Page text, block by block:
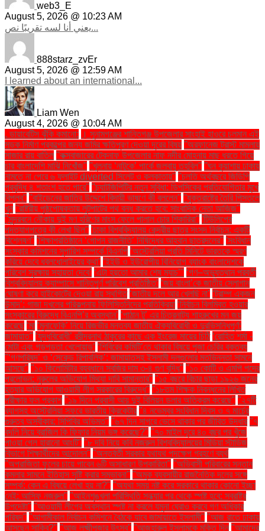
web3_E
August 5, 2026 @ 10:23 AM
يعني أنا لسه تقريبًا نص...
888starz_zvEr
August 5, 2026 @ 12:59 AM
I learned about an international...
Liam Wen
August 4, 2026 @ 10:04 AM
. ডায়াবেটিস ঝুঁকি কমানো:
। সুনামগঞ্জের শান্তিগঞ্জ উপজেলার সাংহাই হাওরে চলমান এই
সড়ক নির্মাণ প্রকল্পের জন্য জমির ক্ষতিপূরণ দেওয়া দূরের বিষয় ''অরফানেজ ট্রাস্ট মামলায়
সাজার রায় বাতিল ''কক্সবাজারের টেকনাফ উপজেলার নাফ নদীর মোহনায় মাছ ধরতে গিয়ে
চার বাংলাদেশি মাঝি নিখোঁজ'' ''খুলনায় ‘নাটুকে’ পার্কে জলবায়ু তহবিল'' ''ঘন কুয়াশায় ঢাকায়
নামতে না পেরে ৬ ফ্লাইট diverted সিলেট ও কলকাতায়'' ''চলতি অর্থবছরে জিডিপি
প্রবৃদ্ধি ৪ শতাংশ হতে পারে'' ''চ্যাটজিপিটির নতুন সুবিধা: ডিপসিকের প্রতিযোগিতার মুখে
বিপ্লব'' ''বাইডেনের জাতির উদ্দেশে বিদায়ী ভাষণে কী বললেন'' ''যুক্তরাষ্ট্রে তৈরি পিস্তলে
খুন ''রাষ্ট্রীয় পৃষ্ঠপোষকতায় লুটপাটের পথ বন্ধ করতে হবে: সাংবাদিক নেতা আজিজ"
''সুন্দরবনে নৌকায় দুই মণ হরিণের মাংস ফেলে পালাল চোর শিকারিরা'' 'টিউলিপের
পদত্যাগপত্রে কী লেখা ছিল'' 'ঢাকা বিশ্ববিদ্যালয় কেন্দ্রীয় ছাত্র সংসদ নির্বাচন: একটি
বিশ্লেষণ'' 'শিক্ষাপ্রতিষ্ঠানে ‘গোপন রাজনীতি’ নিষিদ্ধের আহ্বান ছাত্রদলের'' 'সংবিধান
সংস্কার কমিশনের সুপারিশ সম্পর্কে বিএনপি ‘অস্ট্রেলিয়া প্রতি মিনিটে ভারতকে স্মরণ
করিয়ে দেবে ধবলধোলাইয়ের কথা’ ‘ইইউ ও ইউরোপীয় বিনিয়োগ ব্যাংক বাংলাদেশকে
পরিবেশ সুরক্ষায় সহায়তা দেবে’ ‘এটা হয়তো আমার শেষ ম্যাচ’" ‘গণ–অভ্যুত্থান পরবর্তী
বিশ্ববিদ্যালয় ক্যাম্পাসে শান্তিপূর্ণ পরিবেশ প্রতিষ্ঠিত’ ‘জয় বাংলা’কে জাতীয় স্লোগান
ঘোষণা করে হাইকোর্টের দেওয়া রায় স্থগিত ‘জাতীয় দলে আর খেলছি না’ ‘ট্রাম্প একজন
উন্মাদ’: গাজা দখলের পরিকল্পনায় ফিলিস্তিনিদের প্রতিক্রিয়া ‘নির্বাচন বিলম্বিত হওয়ার
সংস্কারের বিরুদ্ধে বিএনপি’র অবস্থান’ ‘পাঠান টু’ এর চিত্রনাট্য শাহরুখের মন জয়
করেছে ‘মা ‘মুনাফেকি’ নিয়ে রিজভীর মন্তব্য জাতীয় ঐক্যবিরোধী ও দুরভিসন্ধিপূর্ণ:
জামায়াত" ‘যুদ্ধবিরোধী’ রবীন্দ্রনাথ ঠাকুরের কাছে এক ইংরেজ মায়ের চিঠি ‘রোহিত শর্মা -
মোটা এবং গড়পড়তা খেলোয়াড়’ ‘শিবিরের কমিটি’তে থাকার বিষয়ে পূজা চেরির বক্তব্য
"‘গণপরিষদ’ ও ‘সেকেন্ড রিপাবলিক’: জামায়াতসহ ইসলামী দলগুলোর মতভিন্নতা সামনে
আসছে" "১০ কিলোমিটার ব্যবধানে সবজির দাম ৩-৪ গুণ বৃদ্ধি" "১০ কোটি ও এমপি পদের
প্রলোভন: নুরুলের অভিযোগ মিথ্যা দাবি সামান্তার" "১৫ বছরে বিচার ছাড়া ১৯২৬ জনের
হত্যার অভিযোগ আওয়ামী লীগ সরকারের বিরুদ্ধে" "১৮তম শিক্ষক নিবন্ধনের লিখিত
পরীক্ষার ফল প্রকাশ "১৯ দিনে প্রবাসী আয় দুই বিলিয়ন ডলার অতিক্রম করেছে" "২৭টি
ব্যাগসহ অস্ট্রেলিয়া সফরে ভারতীয় ক্রিকেটার "৪ নভেম্বর সংবিধান দিবস ও ৭ মার্চের
গুরুত্ব অস্বীকার: সিপিবির অভিমত" "৬৭ দিন সাগরে ভেসে থাকার পর জীবিত উদ্ধার "৭
বদলি নিয়ে ব্রাজিল কি ফিফার নিয়ম ভঙ্গ করেছে?" "৭০ মাইল দূরে ৪০ বছর পর খুঁজে
পাওয়া গেল হারানো আংটি" "৮ দবি নিয়ে কবি নজরুল বিশ্ববিদ্যালয়ের মিডিয়া স্টাডিজ
বিভাগে শিক্ষার্থীদের আন্দোলন" "অন্তর্বর্তী সরকার যথাযথ পদক্ষেপ গ্রহণে ব্যর্থ
"অপরাজিতা ফুলের চায়ে পাবেন ৬টি অসাধারণ উপকারিতা" "অভিবাসী পরিবারের সন্তান
কমলার সামনে ইতিহাস সৃষ্টি করার সম্ভাবনা" "অমুক ব্যবসায়ীর রাজনৈতিক দলের সঙ্গে
সম্পর্ক: কেন এ বিষয়ে লেখা হয় না?" "অযথা সময় নষ্ট করে সরকারে থাকার কোনো ইচ্ছা
নেই: আসিফ নজরুল" "আইনশৃঙ্খলা পরিস্থিতি সন্ধ্যার পর থেকে স্পষ্ট হবে: স্বরাষ্ট্র
উপদেষ্টা" "আওয়ামী লীগের অবস্থান স্পষ্ট না করলে যমুনা ঘেরাও করবে গণ অধিকার
পরিষদ" "আগামীকাল নির্বাচন কমিশনে বৈঠকে যাবে জামায়াতে ইসলামী" "আজ রাতে ঢাকায়
আসছেন সাকিব?" "আজ লক্ষ্মীপূজার উৎসব" "আজহারুল ইসলামকে মুক্তি দিন "আমাদের